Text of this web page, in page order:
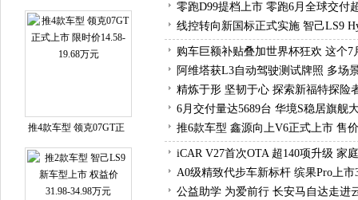
推4款车型 领克07GT正
零跑D99提档上市 零跑6月全球交付
线控转向新国标正式实施 智己LS9
购车巨额补贴叠加世界杯狂欢 这个7
阿维塔获L3自动驾驶测试牌照 多场
精炼于形 坚韧于心 探索新福特探险
6月交付量达5689台 华境S稳居旗舰
推6款车型 鑫源向上V6正式上市 售
iCAR V27首次OTA 超140项升级 家
A0级精致代步车新标杆 缤果Pro上
公益助学 为爱前行 长安马自达走进